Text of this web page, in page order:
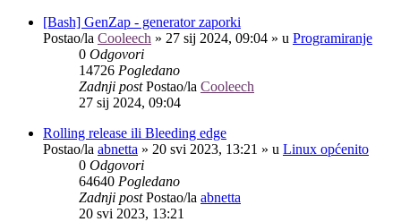
[Bash] GenZap - generator zaporki
Postao/la Cooleech » 27 sij 2024, 09:04 » u Programiranje
0 Odgovori
14726 Pogledano
Zadnji postPostao/la Cooleech
27 sij 2024, 09:04
Rolling release ili Bleeding edge
Postao/la abnetta » 20 svi 2023, 13:21 » u Linux općenito
0 Odgovori
64640 Pogledano
Zadnji postPostao/la abnetta
20 svi 2023, 13:21